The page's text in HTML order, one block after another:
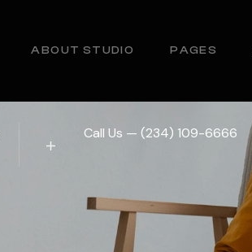
ABOUT STUDIO PAGES
Call Us — (234) 109-6666